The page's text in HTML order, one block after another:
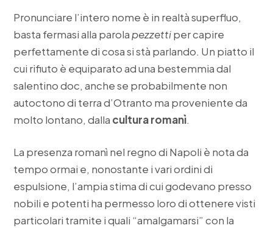
Pronunciare l’intero nome è in realtà superfluo,
basta fermasi alla parolapezzettiper capire
perfettamente di cosa si stà parlando. Un piatto il
cui rifiuto è equiparato ad una bestemmia dal
salentino doc, anche se probabilmente non
autoctono di terra d’Otranto ma proveniente da
molto lontano, dalla cultura romanì.
La presenza romanì nel regno di Napoli è nota da
tempo ormai e, nonostante i vari ordini di
espulsione, l’ampia stima di cui godevano presso
nobili e potenti ha permesso loro di ottenere visti
particolari tramite i quali “amalgamarsi” con la